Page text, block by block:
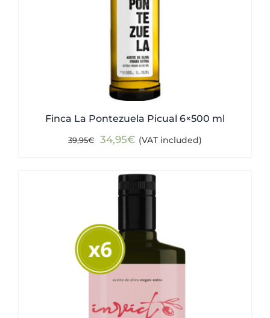
Finca La Pontezuela Picual 6×500 ml
39,95€
Original
was:
39,95€.
34,95€ Current
is:
34,95€.
(VAT included)